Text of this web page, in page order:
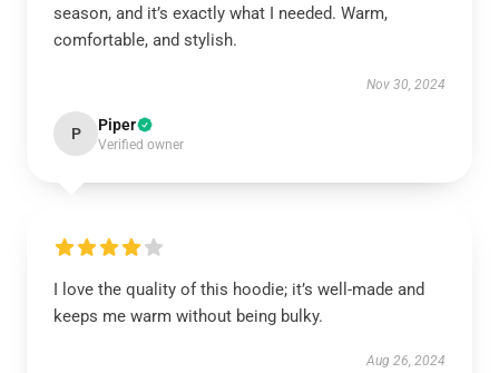
season, and it’s exactly what I needed. Warm,
comfortable, and stylish.
Nov 30, 2024
P Piper
Verified owner
I love the quality of this hoodie; it’s well-made and
keeps me warm without being bulky.
Aug 26, 2024